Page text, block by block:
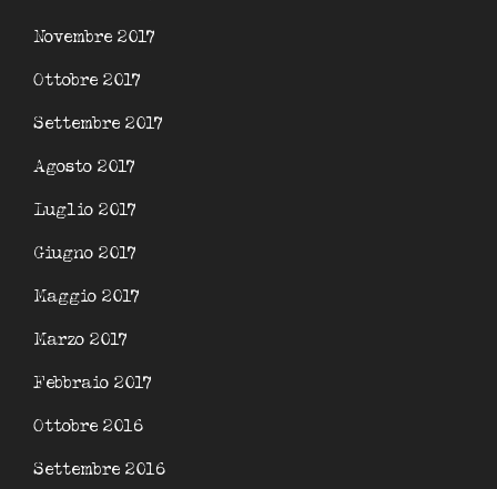
Novembre 2017
Ottobre 2017
Settembre 2017
Agosto 2017
Luglio 2017
Giugno 2017
Maggio 2017
Marzo 2017
Febbraio 2017
Ottobre 2016
Settembre 2016